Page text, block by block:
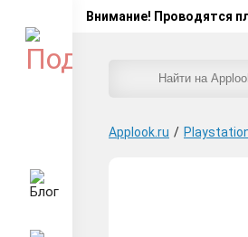
Внимание! Проводятся
Applook.ru /